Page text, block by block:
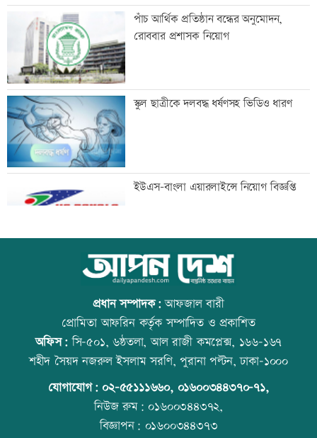
বেসরকারি গবেষণা সংস্থা সিপিডিতে চাকরির
সুযোগ
আলোচনা খুব ভালো হয়েছে, সবই ইতিবাচক:
ভারতের হাইকমিশনার
মানবিক বিভাগের অর্ধেকের বেশি শিক্ষার্থী
অকৃতকার্য
মেধার শতভাগ নিরপেক্ষ মূল্যায়ন নিশ্চিত করা
হয়েছে: মাহ্দী আমিন
এসএসসির ফলাফল পুনর্নিরীক্ষণের আবেদন
করবেন যেভাবে
তিন আর্থিক প্রতিষ্ঠানের লেনদেন সাময়িক বন্ধ
পাঁচ আর্থিক প্রতিষ্ঠান বন্ধের অনুমোদন,
রোববার প্রশাসক নিয়োগ
স্কুল ছাত্রীকে দলবদ্ধ ধর্ষণসহ ভিডিও ধারণ
ইউএস-বাংলা এয়ারলাইন্সে নিয়োগ বিজ্ঞপ্তি
আজ স্বর্ণ-রুপা যে দামে বিক্রি হচ্ছে
কাঁচা মরিচের দাম কমলেও ডিমের দাম
প্রধান সম্পাদক:আফজাল বারী
প্রোমিতা আফরিন কর্তৃক সম্পাদিত ও প্রকাশিত
অফিস:সি-৫০১, ৬ষ্ঠতলা, আল রাজী কমপ্লেক্স, ১৬৬-১৬৭
শহীদ সৈয়দ নজরুল ইসলাম সরণি, পুরানা পল্টন, ঢাকা-১০০০
যোগাযোগ: ০২-৫৫১১১৬৬০, ০১৬০০৩৪৪৩৭০-৭১,
নিউজ রুম:০১৬০০৩৪৪৩৭২,
বিজ্ঞাপন: ০১৬০০৩৪৪৩৭৩